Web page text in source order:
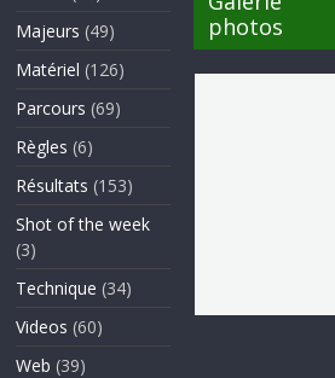
Majeurs (49)
Matériel (126)
Parcours (69)
Règles (6)
Résultats (153)
Shot of the week
(3)
Technique (34)
Videos (60)
Web (39)
photos